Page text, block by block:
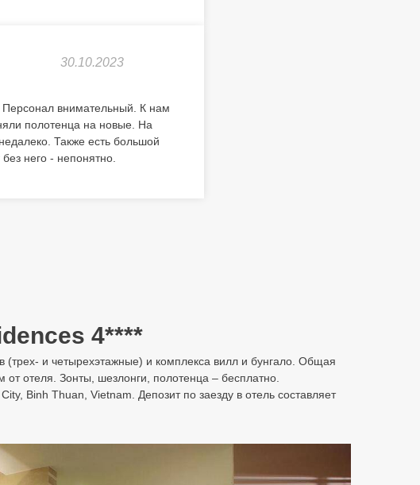
30.10.2023
Персонал внимательный. К нам
полотенца на новые. На
Также есть большой
него - непонятно.
4****
и четырехэтажные) и комплекса вилл и бунгало. Общая
отеля. Зонты, шезлонги, полотенца – бесплатно.
Binh Thuan, Vietnam. Депозит по заезду в отель составляет